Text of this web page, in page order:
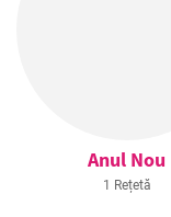
Anul Nou
1 Rețetă